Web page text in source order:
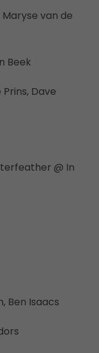
van de
Beek
Dave
@ In
Ben Isaacs